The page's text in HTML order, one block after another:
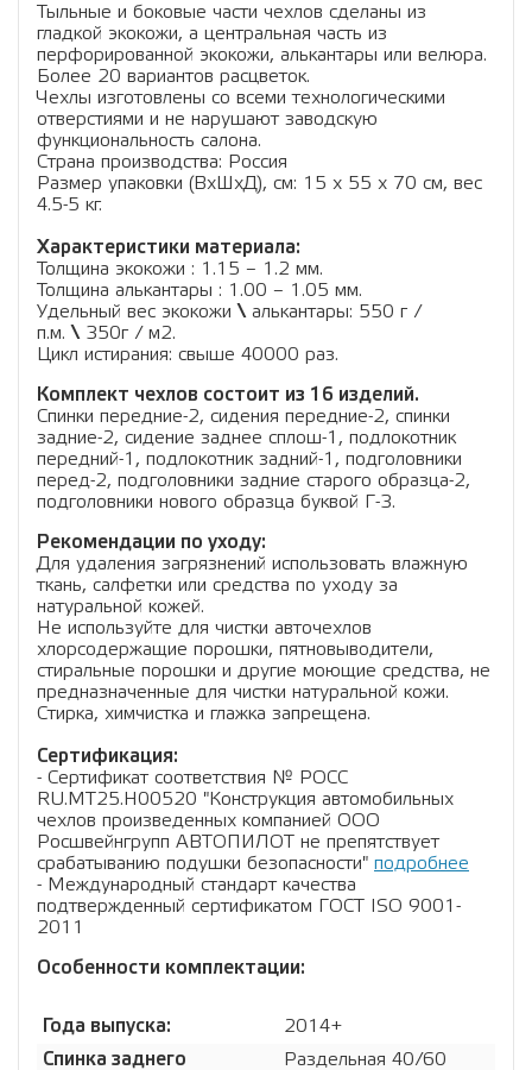
Тыльные и боковые части чехлов сделаны из
гладкой экокожи, а центральная часть из
перфорированной экокожи, алькантары или велюра.
Более 20 вариантов расцветок.
Чехлы изготовлены со всеми технологическими
отверстиями и не нарушают заводскую
функциональность салона.
Страна производства: Россия
Размер упаковки (ВхШхД), см: 15 x 55 x 70 см, вес
4.5-5 кг.
Характеристики материала:
Толщина экокожи : 1.15 – 1.2 мм.
Толщина алькантары : 1.00 – 1.05 мм.
Удельный вес экокожи \алькантары: 550 г /
п.м. \350г / м2.
Цикл истирания: свыше 40000 раз.
Комплект чехлов состоит из 16 изделий.
Спинки передние-2, сидения передние-2, спинки
задние-2, сидение заднее сплош-1, подлокотник
передний-1, подлокотник задний-1, подголовники
перед-2, подголовники задние старого образца-2,
подголовники нового образца буквой Г-3.
Рекомендации по уходу:
Для удаления загрязнений использовать влажную
ткань, салфетки или средства по уходу за
натуральной кожей.
Не используйте для чистки авточехлов
хлорсодержащие порошки, пятновыводители,
стиральные порошки и другие моющие средства, не
предназначенные для чистки натуральной кожи.
Стирка, химчистка и глажка запрещена.
Сертификация:
- Сертификат соответствия № РОСС
RU.МТ25.Н00520 "Конструкция автомобильных
чехлов произведенных компанией ООО
Росшвейнгрупп АВТОПИЛОТ не препятствует
срабатыванию подушки безопасности" подробнее
- Международный стандарт качества
подтвержденный сертификатом ГОСТ ISO 9001-
2011
Особенности комплектации:
Года выпуска:
2014+
Спинка заднего
Раздельная 40/60